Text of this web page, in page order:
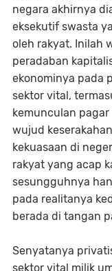
negara akhirnya
eksekutif swasta
oleh rakyat. Inilah
peradaban
ekonominya pada
sektor vital,
kemunculan
wujud
kekuasaan di
rakyat yang acap
sesungguhnya
pada realitanya
berada di tangan
Senyatanya
sektor vital milik